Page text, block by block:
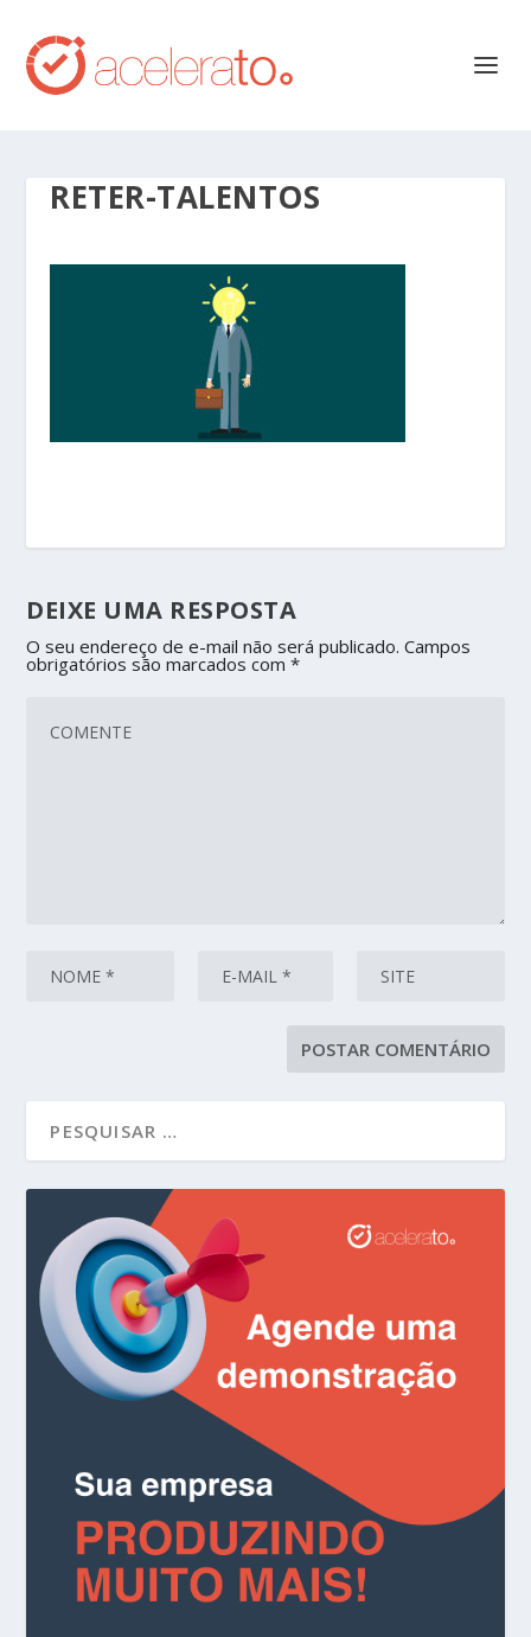
RETER-TALENTOS
DEIXE UMA RESPOSTA
O seu endereço de e-mail não será publicado. Campos
obrigatórios são marcados com*